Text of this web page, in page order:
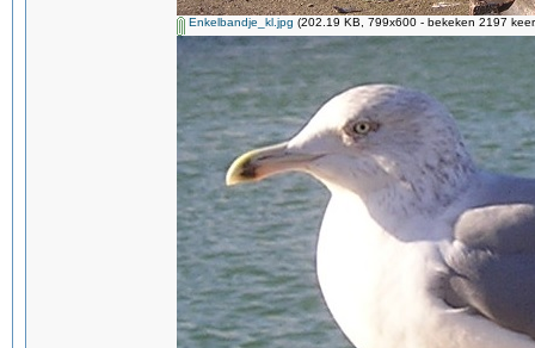
Enkelbandje_kl.jpg (202.19 KB, 799x600 - bekeken 2197